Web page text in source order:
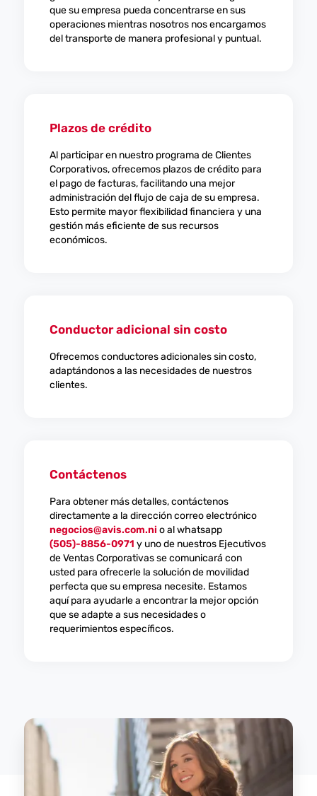
que su empresa pueda concentrarse en sus
operaciones mientras nosotros nos encargamos
del transporte de manera profesional y puntual.
Plazos de crédito
Al participar en nuestro programa de Clientes
Corporativos, ofrecemos plazos de crédito para
el pago de facturas, facilitando una mejor
administración del flujo de caja de su empresa.
Esto permite mayor flexibilidad financiera y una
gestión más eficiente de sus recursos
económicos.
Conductor adicional sin costo
Ofrecemos conductores adicionales sin costo,
adaptándonos a las necesidades de nuestros
clientes.
Contáctenos
Para obtener más detalles, contáctenos
directamente a la dirección correo electrónico
negocios@avis.com.ni o al whatsapp
(505)-8856-0971 y uno de nuestros Ejecutivos
de Ventas Corporativas se comunicará con
usted para ofrecerle la solución de movilidad
perfecta que su empresa necesite. Estamos
aquí para ayudarle a encontrar la mejor opción
que se adapte a sus necesidades o
requerimientos específicos.